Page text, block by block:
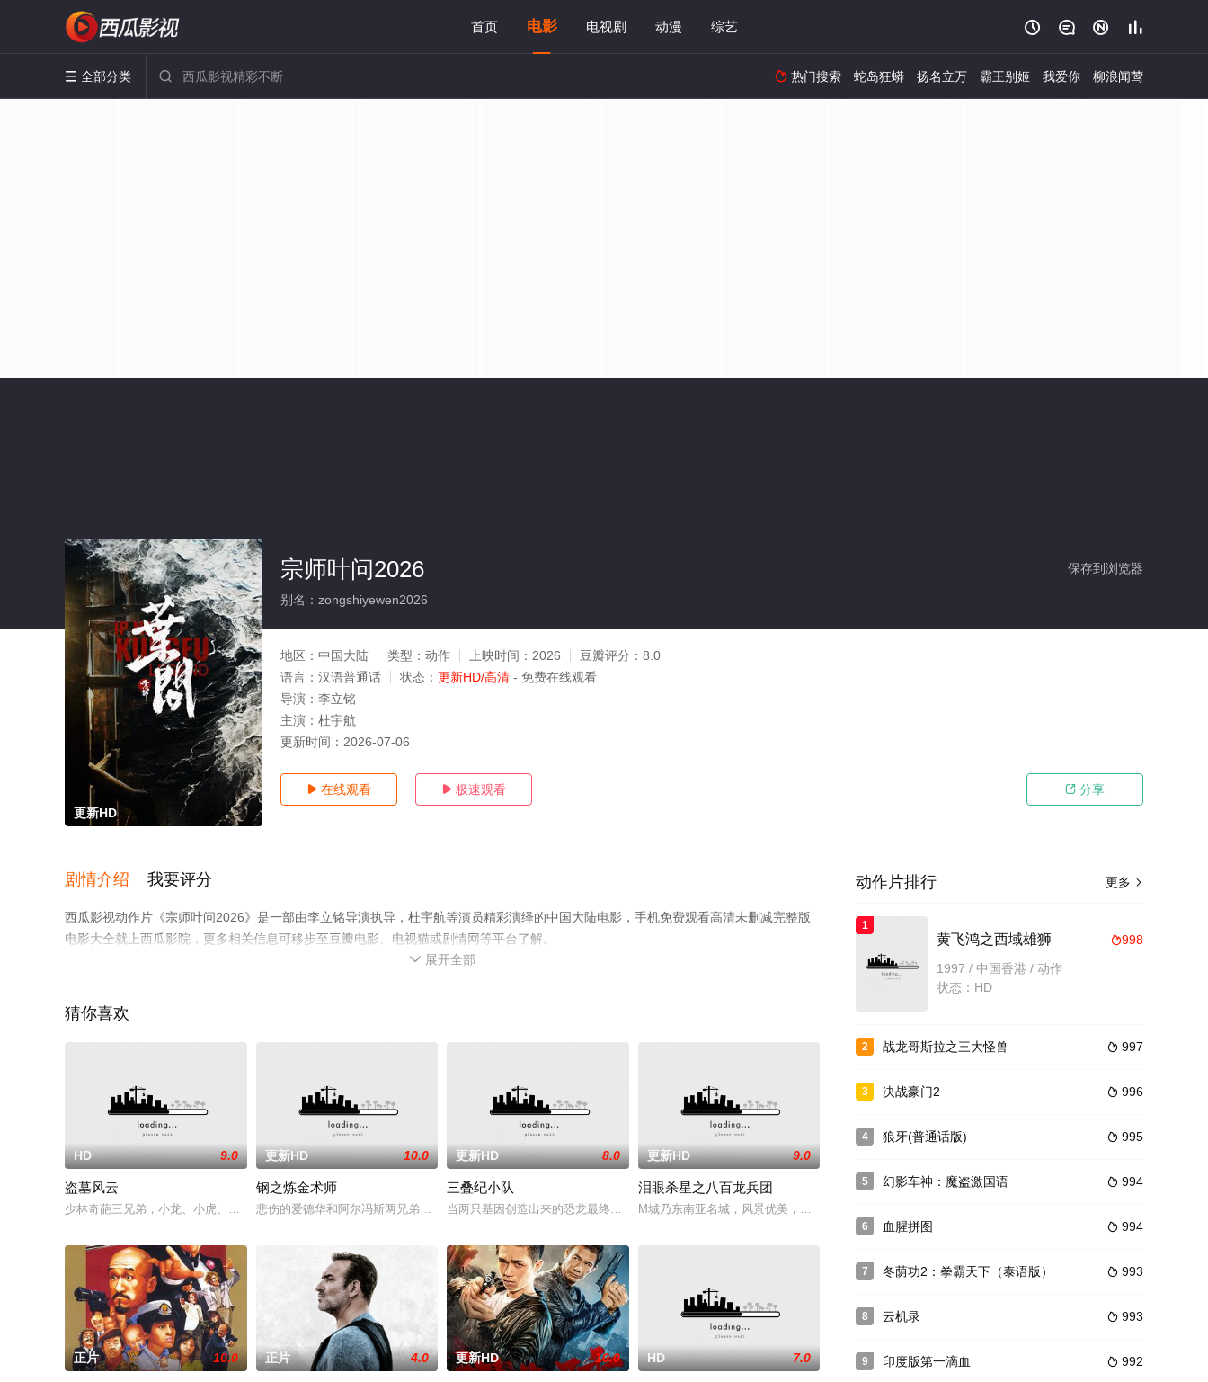
首页 电影 电视剧 动漫 综艺    
 全部分类   热门搜索 蛇岛狂蟒 扬名立万 霸王别姬 我爱你 柳浪闻莺
更新HD
保存到浏览器
宗师叶问2026
别名：zongshiyewen2026
地区： 中国大陆 类型： 动作 上映时间： 2026 豆瓣评分： 8.0
语言： 汉语普通话 状态： 更新HD/高清 - 免费在线观看
导演： 李立铭
主演： 杜宇航
更新时间： 2026-07-06
 在线观看  极速观看  分享
剧情介绍 我要评分
西瓜影视动作片《宗师叶问2026》是一部由李立铭导演执导，杜宇航等演员精彩演绎的中国大陆电影，手机免费观看高清未删减完整版
电影大全就上西瓜影院，更多相关信息可移步至豆瓣电影、电视猫或剧情网等平台了解。
 展开全部
猜你喜欢
HD 9.0
盗墓风云
少林奇葩三兄弟，小龙、小虎、小豹，因师傅传授武功秘籍以及参加武术大赛之事发生争执，一气之下，小龙和小豹离开少林，寻找另一
更新HD 10.0
钢之炼金术师
悲伤的爱德华和阿尔冯斯两兄弟，试图利用炼金术中最大的禁忌——人体炼成术救活撒手人寰的母亲，谁知却遭遇巨大的灾难。失去身体
更新HD 8.0
三叠纪小队
当两只基因创造出来的恐龙最终逍遥法外，就得靠一群雇佣兵来抓它们。当人们意识到恐龙和人类一样聪明时，猫捉老鼠的游戏就变得越
更新HD 9.0
泪眼杀星之八百龙兵团
M城乃东南亚名城，风景优美，唯独美丽的背后却隐藏了冷冷的杀机。在城中秘密组织了一个名为八百龙的部
正片 10.0 正片 4.0 更新HD 10.0 HD 7.0
更多 
动作片排行
1
998
黄飞鸿之西域雄狮
1997 / 中国香港 / 动作
状态：HD
2  997
战龙哥斯拉之三大怪兽
3  996
决战豪门2
4  995
狼牙(普通话版)
5  994
幻影车神：魔盗激国语
6  994
血腥拼图
7  993
冬荫功2：拳霸天下（泰语版）
8  993
云机录
9  992
印度版第一滴血